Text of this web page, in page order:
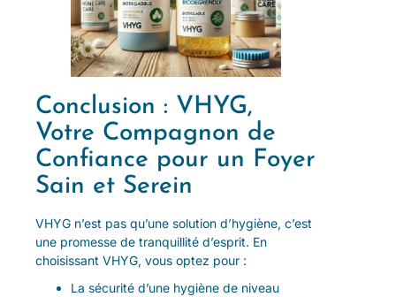
Conclusion : VHYG,
Votre Compagnon de
Confiance pour un Foyer
Sain et Serein
VHYG n’est pas qu’une solution d’hygiène, c’est
une promesse de tranquillité d’esprit. En
choisissant VHYG, vous optez pour :
La sécurité d’une hygiène de niveau